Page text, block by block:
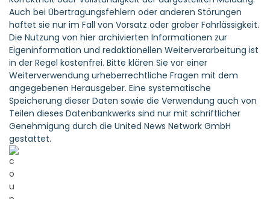
Auch bei Übertragungsfehlern oder anderen Störungen
haftet sie nur im Fall von Vorsatz oder grober Fahrlässigkeit.
Die Nutzung von hier archivierten Informationen zur
Eigeninformation und redaktionellen Weiterverarbeitung ist
in der Regel kostenfrei. Bitte klären Sie vor einer
Weiterverwendung urheberrechtliche Fragen mit dem
angegebenen Herausgeber. Eine systematische
Speicherung dieser Daten sowie die Verwendung auch von
Teilen dieses Datenbankwerks sind nur mit schriftlicher
Genehmigung durch die United News Network GmbH
gestattet.